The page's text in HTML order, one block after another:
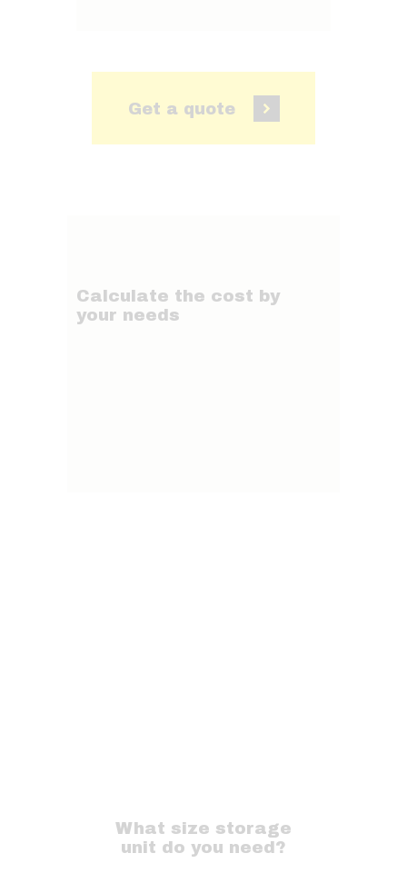
Get a quote
Calculate the cost by
your needs
What size storage
unit do you need?